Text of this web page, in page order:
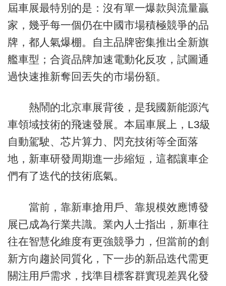
屆車展最特別的是：沒有單一爆款與流量贏
家，幾乎每一個仍在中國市場積極競爭的品
牌，都人氣爆棚。自主品牌密集推出全新旗
艦車型；合資品牌加速電動化反攻，試圖通
過快速推新奪回丟失的市場份額。
熱鬧的北京車展背後，是我國新能源汽
車領域技術的飛速發展。本屆車展上，L3級
自動駕駛、芯片算力、閃充技術等全面落
地，新車研發周期進一步縮短，這都讓車企
們有了迭代的技術底氣。
當前，靠新車搶用戶、靠規模效應博發
展已成為行業共識。業內人士指出，新車往
往在智慧化維度有更強競爭力，但當前的創
新方向趨於同質化，下一步的新品迭代需更
關注用戶需求，找準目標客群實現差異化發